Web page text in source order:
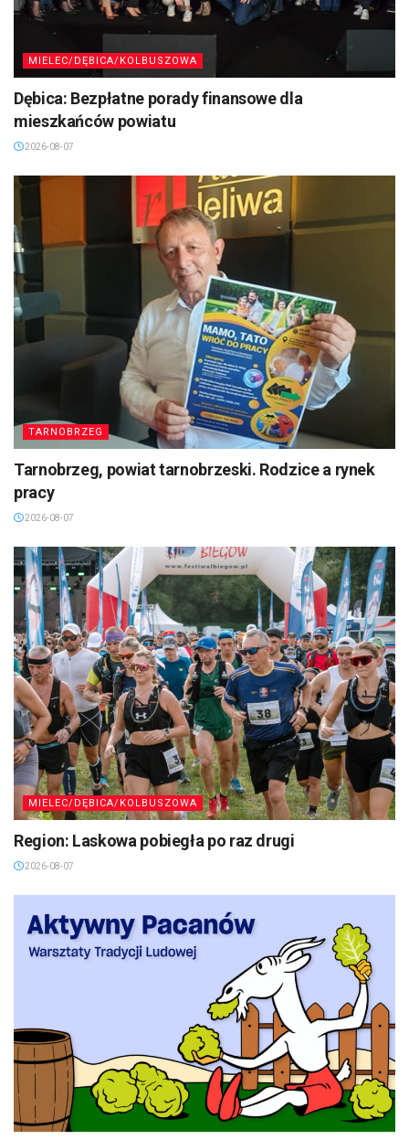
MIELEC/DĘBICA/KOLBUSZOWA
Dębica: Bezpłatne porady finansowe dla
mieszkańców powiatu
2026-08-07
TARNOBRZEG
Tarnobrzeg, powiat tarnobrzeski. Rodzice a rynek
pracy
2026-08-07
MIELEC/DĘBICA/KOLBUSZOWA
Region: Laskowa pobiegła po raz drugi
2026-08-07